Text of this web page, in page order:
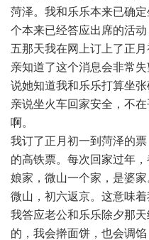
菏泽。我和乐乐本来已确
个本来已经答应出席的活
五那天我在网上订上了正
亲知道了这个消息会非常
说她知道我和乐乐打算坐
亲说坐火车回家安全，不
啊。
我订了正月初一到菏泽的
的高铁票。每次回家过年
娘家，微山一个家，是婆
微山，初六返京。这意味着
我答应老公和乐乐除夕那
的，我会擀面饼，也会调